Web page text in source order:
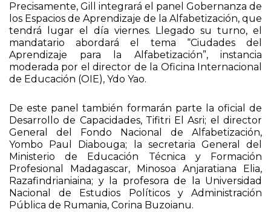
Precisamente, Gill integrará el panel Gobernanza de
los Espacios de Aprendizaje de la Alfabetización, que
tendrá lugar el día viernes. Llegado su turno, el
mandatario abordará el tema “Ciudades del
Aprendizaje para la Alfabetización”, instancia
moderada por el director de la Oficina Internacional
de Educación (OIE), Ydo Yao.
De este panel también formarán parte la oficial de
Desarrollo de Capacidades, Tifitri El Asri; el director
General del Fondo Nacional de Alfabetización,
Yombo Paul Diabouga; la secretaria General del
Ministerio de Educación Técnica y Formación
Profesional Madagascar, Minosoa Anjaratiana Elia,
Razafindrianiaina; y la profesora de la Universidad
Nacional de Estudios Políticos y Administración
Pública de Rumania, Corina Buzoianu.